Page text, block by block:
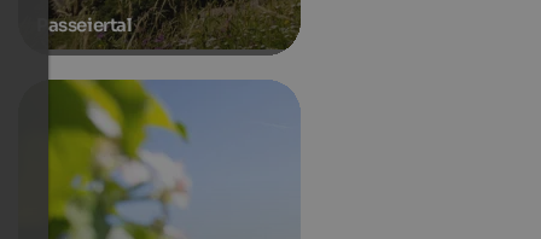
Passeiertal